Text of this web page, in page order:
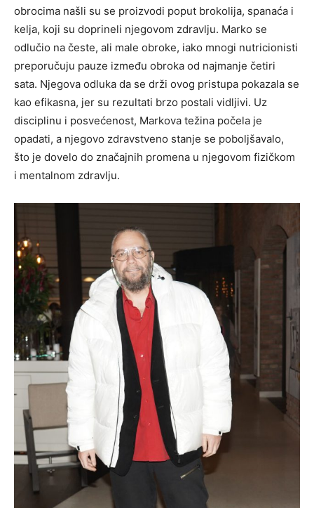
obrocima našli su se proizvodi poput brokolija, spanaća i
kelja, koji su doprineli njegovom zdravlju. Marko se
odlučio na česte, ali male obroke, iako mnogi nutricionisti
preporučuju pauze između obroka od najmanje četiri
sata. Njegova odluka da se drži ovog pristupa pokazala se
kao efikasna, jer su rezultati brzo postali vidljivi. Uz
disciplinu i posvećenost, Markova težina počela je
opadati, a njegovo zdravstveno stanje se poboljšavalo,
što je dovelo do značajnih promena u njegovom fizičkom
i mentalnom zdravlju.